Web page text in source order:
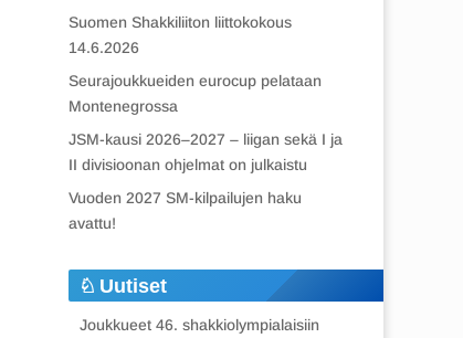
Suomen Shakkiliiton liittokokous
14.6.2026
Seurajoukkueiden eurocup pelataan
Montenegrossa
JSM-kausi 2026–2027 – liigan sekä I ja
II divisioonan ohjelmat on julkaistu
Vuoden 2027 SM-kilpailujen haku
avattu!
Uutiset
Joukkueet 46. shakkiolympialaisiin